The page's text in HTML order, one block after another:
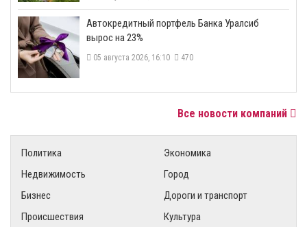
​Автокредитный портфель Банка Уралсиб
вырос на 23%
05 августа 2026, 16:10 470
Все новости компаний
Политика
Экономика
Недвижимость
Город
Бизнес
Дороги и транспорт
Происшествия
Культура